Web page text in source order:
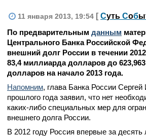
11 января 2013, 19:54 [ Суть Соб
По предварительным данным
Центрального Банка Российской
внешний долг России в течении
83,4 миллиарда долларов до
долларов на начало 2013 года.
Напомним, глава Банка России
прошлого года заявил, что нет
каких-либо специальных мер для
внешнего долга России.
В 2012 году Россия впервые за